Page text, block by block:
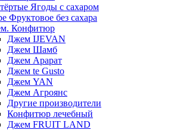
Ягоды с сахаром
Фруктовое без сахара
Конфитюр
Джем IJEVAN
Джем Шамб
Джем Арарат
Джем te Gusto
Джем YAN
Джем Агроянс
Другие производители
Конфитюр лечебный
Джем FRUIT LAND